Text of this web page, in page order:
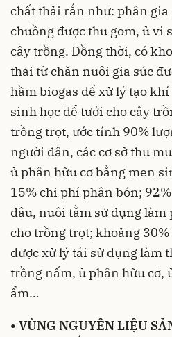
chất thải rắn như: phân gia
chuồng được thu gom, ủ vi
cây trồng. Đồng thời, có
thải từ chăn nuôi gia súc
hầm biogas để xử lý tạo khí
sinh học để tưới cho cây
trồng trọt, ước tính 90%
người dân, các cơ sở thu
ủ phân hữu cơ bằng men
15% chi phí phân bón;
dâu, nuôi tằm sử dụng
cho trồng trọt; khoảng
được xử lý tái sử dụng làm
trồng nấm, ủ phân hữu cơ,
ẩm…
• VÙNG NGUYÊN LIỆU